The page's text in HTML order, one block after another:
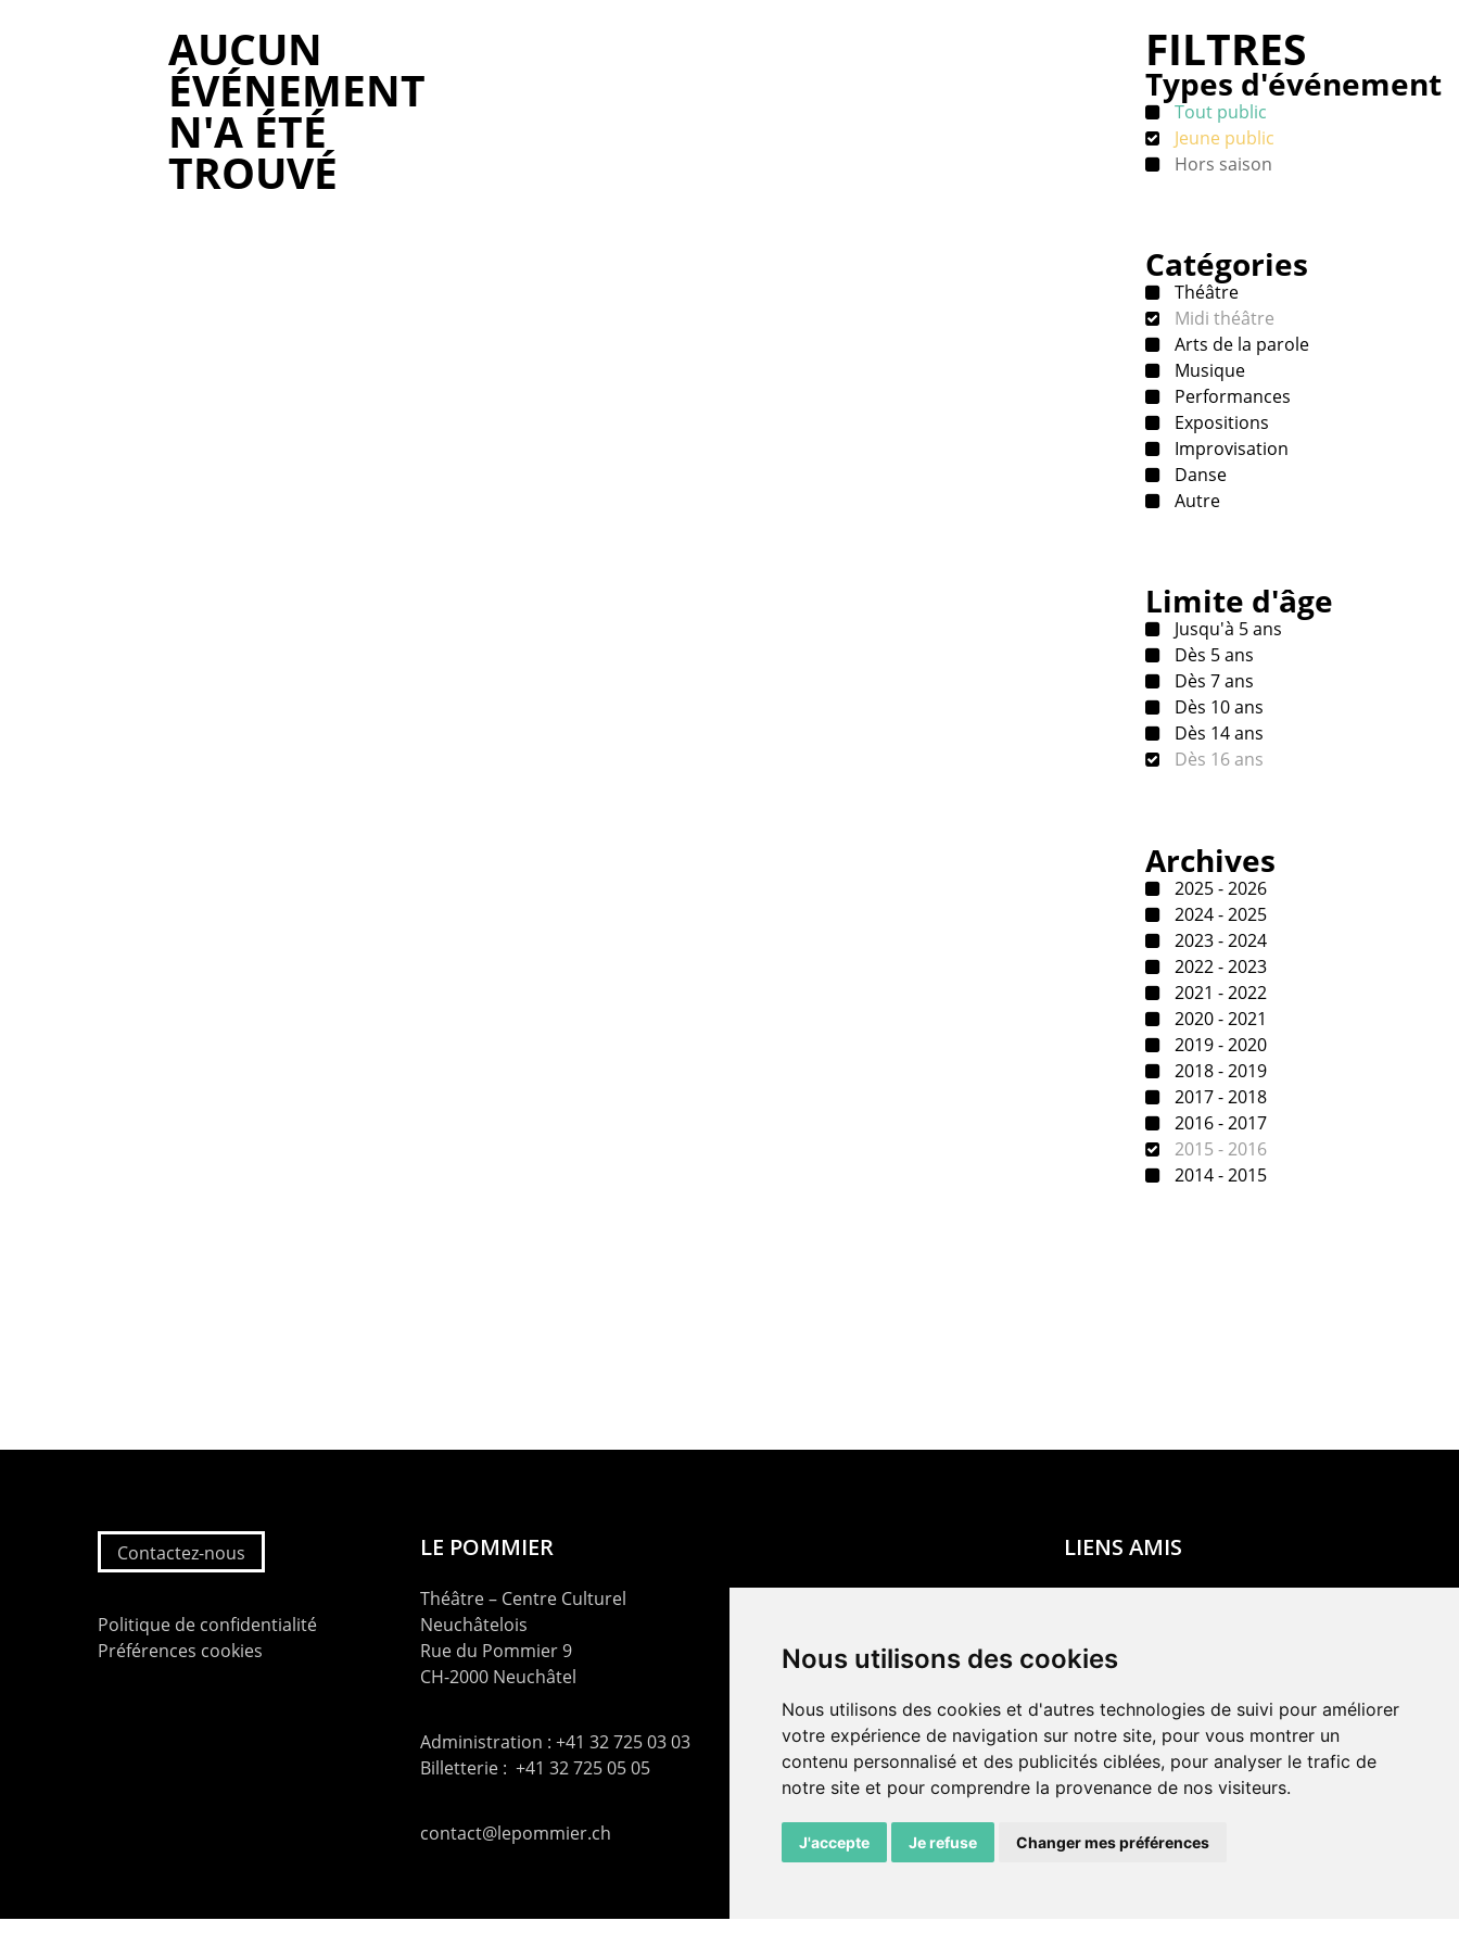
Nous utilisons des cookies
Nous utilisons des cookies et d'autres technologies de suivi pour améliorer
votre expérience de navigation sur notre site, pour vous montrer un
contenu personnalisé et des publicités ciblées, pour analyser le trafic de
notre site et pour comprendre la provenance de nos visiteurs.
J'accepte Je refuse Changer mes préférences
AUCUN
ÉVÉNEMENT
N'A ÉTÉ
TROUVÉ
FILTRES
Types d'événement
Tout public
Jeune public
Hors saison
Catégories
Théâtre
Midi théâtre
Arts de la parole
Musique
Performances
Expositions
Improvisation
Danse
Autre
Limite d'âge
Jusqu'à 5 ans
Dès 5 ans
Dès 7 ans
Dès 10 ans
Dès 14 ans
Dès 16 ans
Archives
2025 - 2026
2024 - 2025
2023 - 2024
2022 - 2023
2021 - 2022
2020 - 2021
2019 - 2020
2018 - 2019
2017 - 2018
2016 - 2017
2015 - 2016
2014 - 2015
Contactez-nous
Politique de confidentialité
Préférences cookies
LE POMMIER
Théâtre – Centre Culturel
Neuchâtelois
Rue du Pommier 9
CH-2000 Neuchâtel
Administration : +41 32 725 03 03
Billetterie : +41 32 725 05 05
contact@lepommier.ch
LIENS AMIS